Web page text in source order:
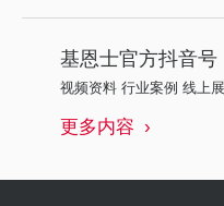
基恩士官方抖音号
视频资料 行业案例 线上
更多内容